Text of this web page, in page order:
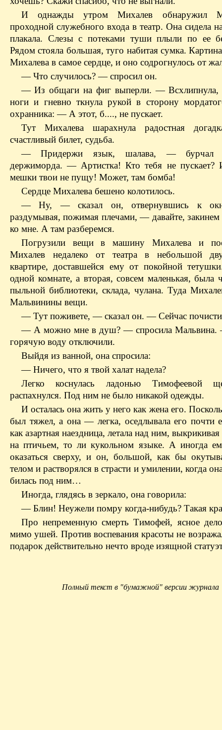
И однажды утромМихалев обнаружил
проходной служебного входа в театр. Она сидела
плакала. Слезы с потеками туши плыли по ее
Рядом стояла большая, туго набитая сумка.
Михалева в самое сердце, и оно содрогнулось от
— Что случилось? — спросил он.
— Из общаги на фигвыперли. — Всхлипнула,
ноги и гневно ткнула рукой в сторону
охранника: — А этот, б...., не пускает.
Тут Михалева шарахнуларадостная
счастливый билет, судьба.
— Придержи язык, шалава, — бурчал
держиморда. — Артистка! Кто тебя не пускает?
мешки твои не пущу! Может, там бомба!
Сердце Михалевабешено колотилось.
— Ну, — сказал он, отвернувшись к
раздумывая, пожимая плечами, — давайте,
ко мне. А там разберемся.
Погрузили вещи в машинуМихалева и
Михалев недалеко от театра в небольшой
квартире, доставшейся ему от покойной
одной комнате, а вторая, совсем маленькая, была
пыльной библиотеки, склада, чулана. Туда
Мальвинины вещи.
— Тут поживете, — сказал он. — Сейчас
— А можно мне в душ? — спросила Мальвина.
горячую воду отключили.
Выйдя из ванной, она спросила:
— Ничего, что я твой халат надела?
Легко коснулась ладонью Тимофеевой
распахнулся. Под ним не было никакой одежды.
И осталась она жить у него как жена его.
был тяжел, а она — легка, оседлывала его почти
как азартная наездница, летала над ним,
на птичьем, то ли кукольном языке. А иногда
оказаться сверху, и он, большой, как бы
телом и растворялся в страсти и умилении, когда
билась под ним…
Иногда, глядясь в зеркало, она говорила:
— Блин! Неужели помру когда-нибудь? Такая
Про непременную смерть Тимофей, ясное
мимо ушей. Против воспевания красоты не
подарок действительно нечто вроде изящной
Полный текст в "бумажной" версии журнала